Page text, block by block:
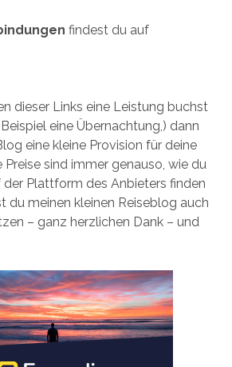
findest du auf
dieser Links eine Leistung buchst
eine Übernachtung,) dann
eine kleine Provision für deine
sind immer genauso, wie du
der Plattform des Anbieters finden
du meinen kleinen Reiseblog auch
– ganz herzlichen Dank – und